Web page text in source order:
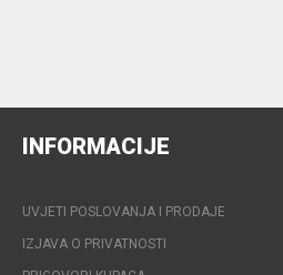
INFORMACIJE
UVJETI POSLOVANJA I PRODAJE
IZJAVA O PRIVATNOSTI